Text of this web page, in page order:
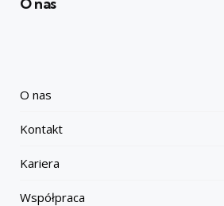
O nas
Kontakt
Kariera
Współpraca